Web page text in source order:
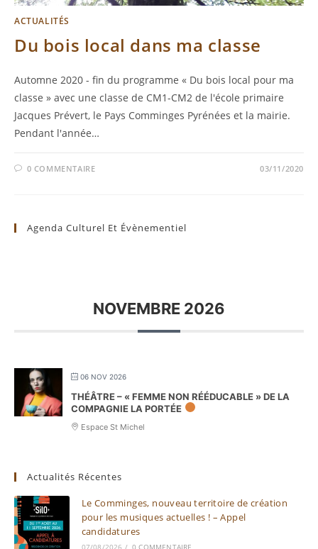
ACTUALITÉS
Du bois local dans ma classe
Automne 2020 - fin du programme « Du bois local pour ma
classe » avec une classe de CM1-CM2 de l'école primaire
Jacques Prévert, le Pays Comminges Pyrénées et la mairie.
Pendant l'année…
0 COMMENTAIRE 03/11/2020
Agenda Culturel Et Évènementiel
NOVEMBRE 2026
06 NOV 2026
THÉÂTRE – « FEMME NON RÉÉDUCABLE » DE LA
COMPAGNIE LA PORTÉE
Espace St Michel
Actualités Récentes
Le Comminges, nouveau territoire de création
pour les musiques actuelles ! – Appel
candidatures
07/08/2026 / 0 COMMENTAIRE